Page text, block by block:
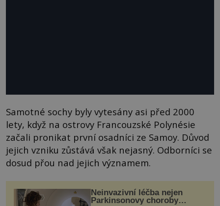
Samotné sochy byly vytesány asi před 2000
lety, když na ostrovy Francouzské Polynésie
začali pronikat první osadníci ze Samoy. Důvod
jejich vzniku zůstává však nejasný. Odborníci se
dosud přou nad jejich významem.
Neinvazivní léčba nejen
Parkinsonovy choroby